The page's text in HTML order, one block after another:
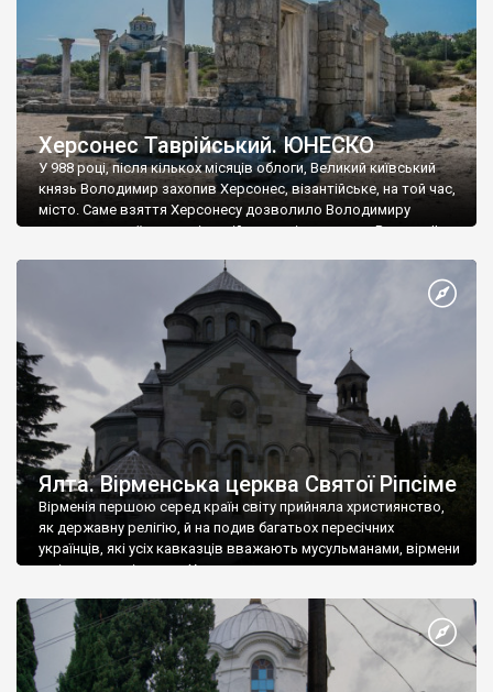
Херсонес Таврійський. ЮНЕСКО
У 988 році, після кількох місяців облоги, Великий київський
князь Володимир захопив Херсонес, візантійське, на той час,
місто. Саме взяття Херсонесу дозволило Володимиру
диктувати свої умови візантійському імператору Василю ІІ, та
Херсонесі Володимир-язичник, став Василем-християнином.
А потім було Хрещення Русі. На честь Херсонесу Таврійського
Ялта. Вірменська церква Святої Ріпсіме
Вірменія першою серед країн світу прийняла християнство,
як державну релігію, й на подив багатьох пересічних
українців, які усіх кавказців вважають мусульманами, вірмени
є відданими вірянами Христа